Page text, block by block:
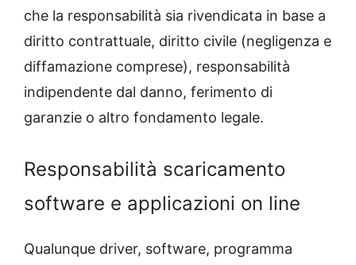
che la responsabilità sia rivendicata in base a
diritto contrattuale, diritto civile (negligenza e
diffamazione comprese), responsabilità
indipendente dal danno, ferimento di
garanzie o altro fondamento legale.
Responsabilità scaricamento
software e applicazioni on line
Qualunque driver, software, programma